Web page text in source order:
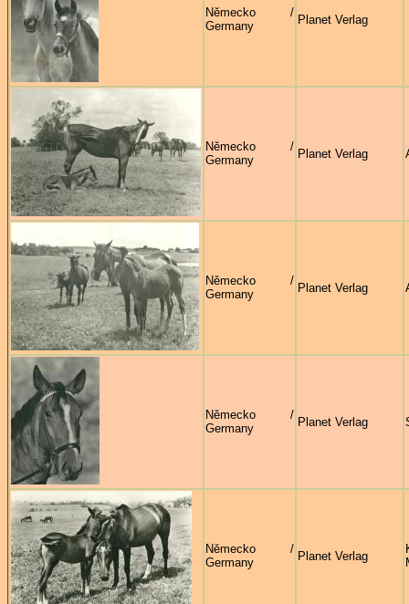
Německo /
Germany
Planet Verlag
Německo /
Germany
Planet Verlag
Německo /
Germany
Planet Verlag
Německo /
Germany
Planet Verlag
Německo /
Germany
Planet Verlag